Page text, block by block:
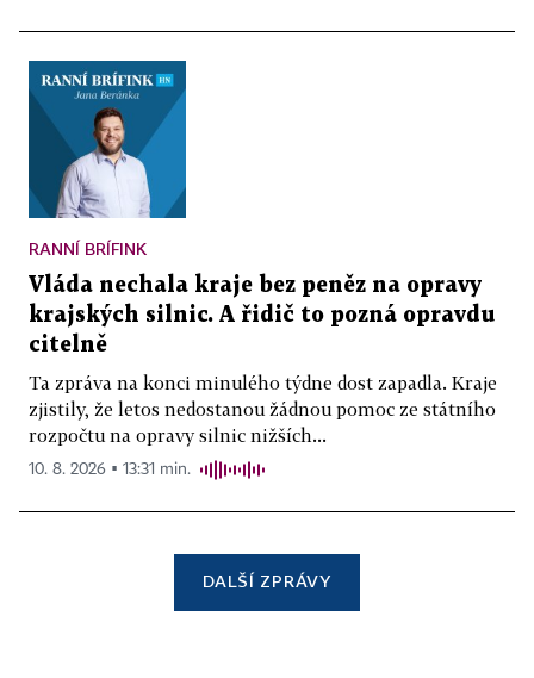
RANNÍ BRÍFINK
Vláda nechala kraje bez peněz na opravy
krajských silnic. A řidič to pozná opravdu
citelně
Ta zpráva na konci minulého týdne dost zapadla. Kraje
zjistily, že letos nedostanou žádnou pomoc ze státního
rozpočtu na opravy silnic nižších...
10. 8. 2026 ▪ 13:31 min.
DALŠÍ ZPRÁVY